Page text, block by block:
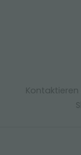
Kontaktieren